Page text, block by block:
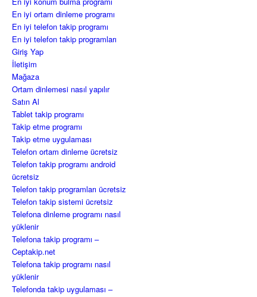
En iyi ortam dinleme programı
En iyi telefon takip programı
En iyi telefon takip programları
Giriş Yap
İletişim
Mağaza
Ortam dinlemesi nasıl yapılır
Satın Al
Tablet takip programı
Takip etme programı
Takip etme uygulaması
Telefon ortam dinleme ücretsiz
Telefon takip programı android
ücretsiz
Telefon takip programları ücretsiz
Telefon takip sistemi ücretsiz
Telefona dinleme programı nasıl
yüklenir
Telefona takip programı –
Ceptakip.net
Telefona takip programı nasıl
yüklenir
Telefonda takip uygulaması –